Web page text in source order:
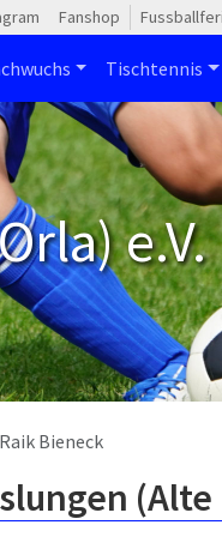
Fanshop
Tischtennis
e.V.
Raik Bieneck